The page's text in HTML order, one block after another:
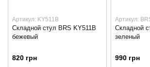
Артикул: KY511B
Складной стул BRS KY511B
бежевый
820 грн
Артикул:
Складной
зеленый
990 грн